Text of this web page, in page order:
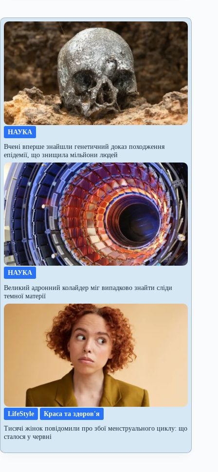
НАУКА
Вчені вперше знайшли генетичний доказ походження
епідемії, що знищила мільйони людей
НАУКА
Великий адронний колайдер міг випадково знайти сліди
темної матерії
LifeStyle
Краса та здоров'я
Тисячі жінок повідомили про збої менструального циклу: що
сталося у червні